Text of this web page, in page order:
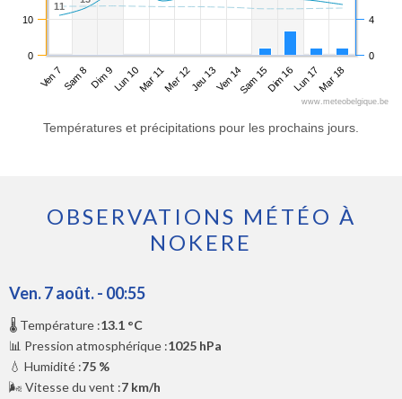
11
11
Ven 7Sam 8Dim 9Lun 10Mar 11Mer 12Jeu 13Ven 14Sam 15Dim 16Lun 17Mar 18
0
10
0
4
www.meteobelgique.be
Températures et précipitations pour les prochains jours.
OBSERVATIONS MÉTÉO À
NOKERE
Ven. 7 août. - 00:55
🌡️ Température :13.1 °C
📊 Pression atmosphérique :1025 hPa
💧 Humidité :75 %
🌬️ Vitesse du vent :7 km/h